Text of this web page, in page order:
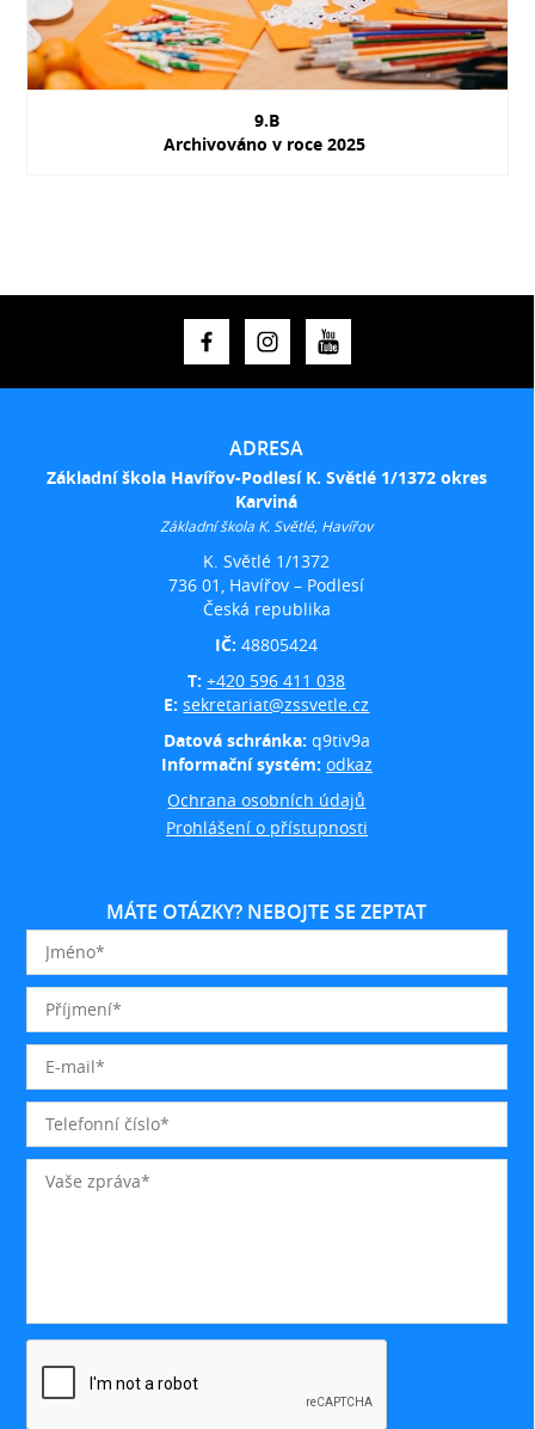
9.B
Archivováno v roce 2025
ADRESA
Základní škola Havířov-Podlesí K. Světlé 1/1372 okres
Karviná
Základní škola K. Světlé, Havířov
K. Světlé 1/1372
736 01, Havířov – Podlesí
Česká republika
IČ:48805424
T:+420 596 411 038
E:sekretariat@zssvetle.cz
Datová schránka: q9tiv9a
Informační systém: odkaz
Ochrana osobních údajů
Prohlášení o přístupnosti
MÁTE OTÁZKY? NEBOJTE SE ZEPTAT